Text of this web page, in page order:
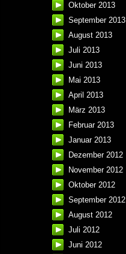
Oktober 2013
September 2013
August 2013
Juli 2013
Juni 2013
Mai 2013
April 2013
März 2013
Februar 2013
Januar 2013
Dezember 2012
November 2012
Oktober 2012
September 2012
August 2012
Juli 2012
Juni 2012